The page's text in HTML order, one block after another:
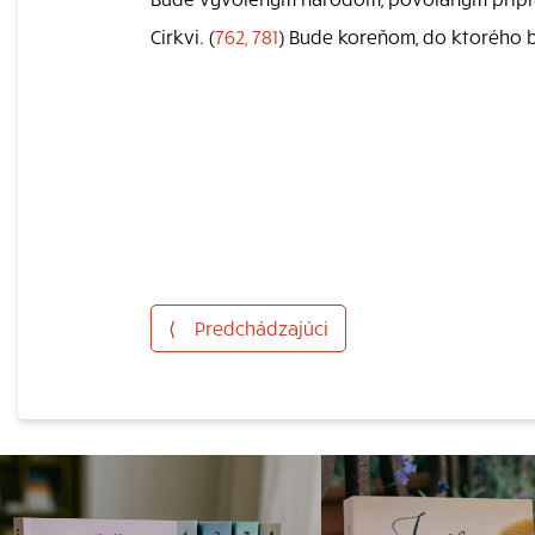
Cirkvi. (762, 781) Bude koreňom, do ktorého
⟨ Predchádzajúci